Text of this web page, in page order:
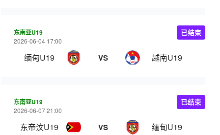
东南亚U19
2026-06-04 17:00
缅甸U19 VS 越南U19
已结束
东南亚U19
2026-06-07 21:00
东帝汶U19 VS 缅甸U19
已结束